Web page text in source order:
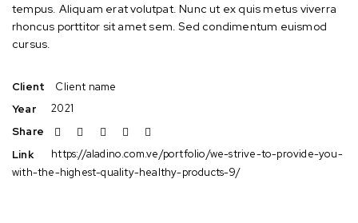
tempus. Aliquam erat volutpat. Nunc ut ex quis metus viverra
rhoncus porttitor sit amet sem. Sed condimentum euismod
cursus.
Client
Client name
Year
2021
Share
Link
https://aladino.com.ve/portfolio/we-strive-to-provide-you-
with-the-highest-quality-healthy-products-9/